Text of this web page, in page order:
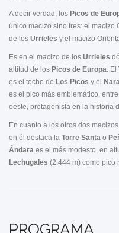
A decir verdad, los Picos de
único macizo sino tres: el macizo
de los Urrieles y el macizo
Es en el macizo de los Urrieles
altitud de los Picos de Europa. El
es el techo de Los Picos y el
es el pico más emblemático,
oeste, protagonista en la historia
En cuanto a los otros dos
en él destaca la Torre Santa o
Ándara es el más modesto, en
Lechugales (2.444 m) como pico
PROGRAMA